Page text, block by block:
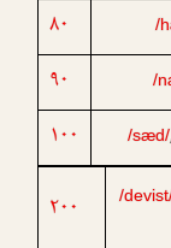
۸۰
/
۹۰
/
۱۰۰
/sæd/
۲۰۰
/